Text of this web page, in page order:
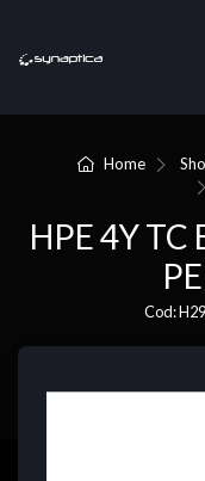
Home
HPE 4Y TC
Cod: